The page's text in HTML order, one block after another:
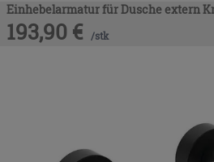
Einhebelarmatur für Dusche extern
193,90 € /stk